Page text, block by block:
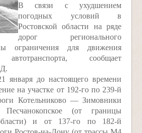
В связи с ухудшением
погодных условий в
Ростовской области на ряде
дорог регионального
ограничения для движения
автотранспорта, сообщает
января до настоящего времени
на участке от 192-го по 239-й
Котельниково — Зимовники
(от границы
и от 137-го по 182-й